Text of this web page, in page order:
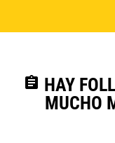
assignment HAY
MUCHO